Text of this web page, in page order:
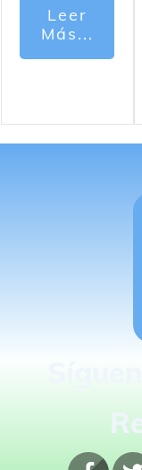
Leer
Más...